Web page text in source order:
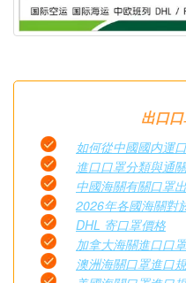
出口
如何從中國國内運
進口口罩分類與通
中國海關有關口罩
2026年各國海關對
DHL 寄口罩價格
加拿大海關進口口
澳洲海關口罩進口